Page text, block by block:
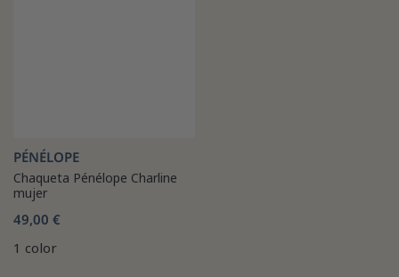
PÉNÉLOPE
Chaqueta Pénélope Charline
mujer
49,00 €
1 color